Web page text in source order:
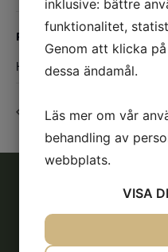
PLATS
Hela utebanan
Longeringslektion
Söderköpings
inklusive: bättre
funktionalitet,
Genom att klicka
dessa ändamål.
Läs mer om vår
behandling av
webbplats.
VISA